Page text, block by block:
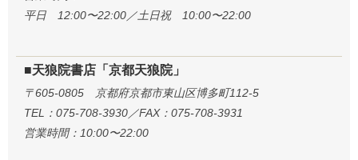
平日 12:00〜22:00／土日祝 10:00〜22:00
■天狼院書店「京都天狼院」
〒605-0805 京都府京都市東山区博多町112-5
TEL：075-708-3930／FAX：075-708-3931
営業時間：10:00〜22:00